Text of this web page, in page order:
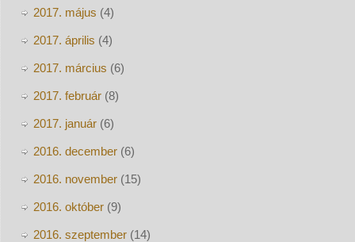
2017. május (4)
2017. április (4)
2017. március (6)
2017. február(8)
2017. január(6)
2016. december(6)
2016. november(15)
2016. október(9)
2016. szeptember(14)